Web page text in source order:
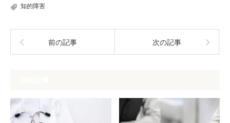
知的障害
前の記事 次の記事